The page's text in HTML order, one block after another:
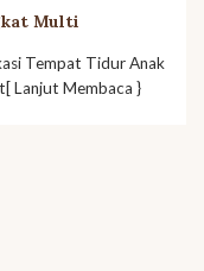
Multi
Tempat Tidur Anak
Lanjut Membaca }